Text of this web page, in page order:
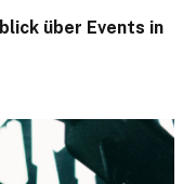
über Events in